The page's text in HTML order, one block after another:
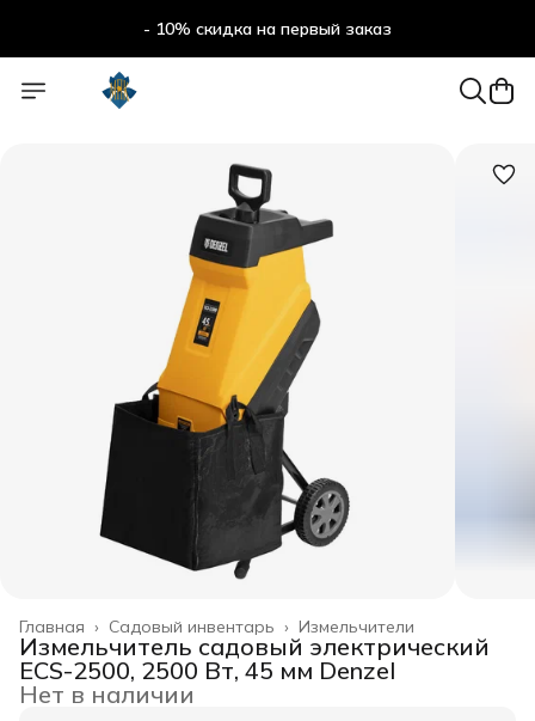
Измельчители
Садовый инвентарь ›
Главная ›
Измельчитель садовый электрический
ECS-2500, 2500 Вт, 45 мм Denzel
Нет в наличии